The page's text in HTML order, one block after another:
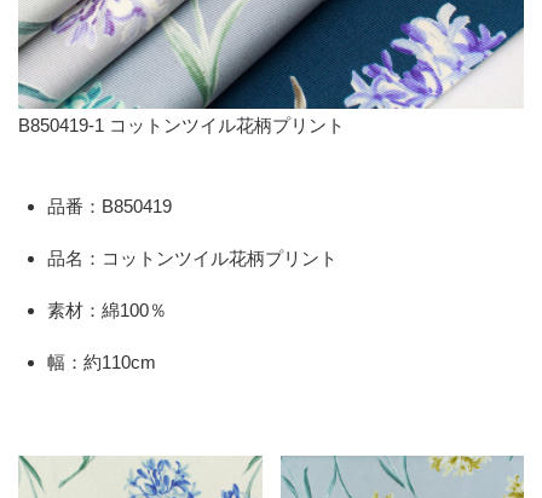
B850419-1 コットンツイル花柄プリント
品番：B850419
品名：コットンツイル花柄プリント
素材：綿100％
幅：約110cm